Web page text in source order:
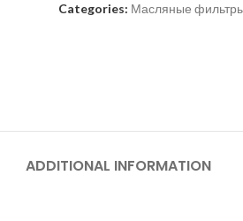
Categories: Масляные
ADDITIONAL INFORMATION